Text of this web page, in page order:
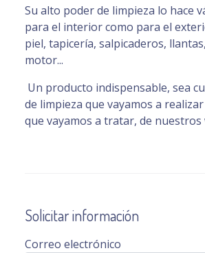
​Su alto poder de limpieza lo hace
para el interior como para el
piel, tapicería, salpicaderos,
motor...
Un producto indispensable, sea
de limpieza que vayamos a
que vayamos a tratar, de nuestros
Solicitar información
Correo electrónico